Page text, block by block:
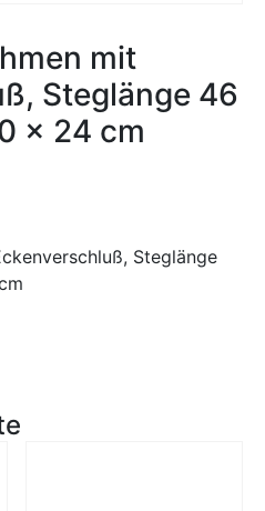
mit
Steglänge 46
x 24 cm
Steglänge